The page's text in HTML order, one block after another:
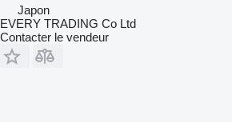
Japon
EVERY TRADING Co Ltd
Contacter le vendeur